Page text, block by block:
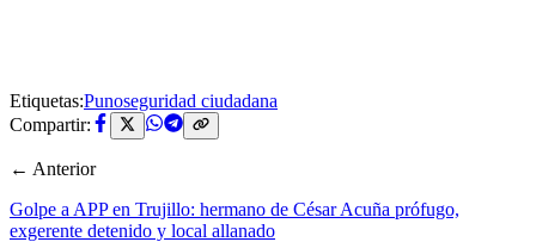
Etiquetas:Punoseguridad ciudadana
Compartir:
← Anterior
Golpe a APP en Trujillo: hermano de César Acuña prófugo,
exgerente detenido y local allanado